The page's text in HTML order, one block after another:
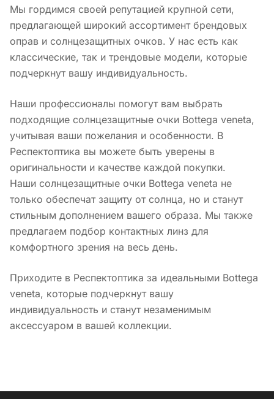
Мы гордимся своей репутацией крупной сети,
предлагающей широкий ассортимент брендовых
оправ и солнцезащитных очков. У нас есть как
классические, так и трендовые модели, которые
подчеркнут вашу индивидуальность.
Наши профессионалы помогут вам выбрать
подходящие солнцезащитные очки Bottega veneta,
учитывая ваши пожелания и особенности. В
Респектоптика вы можете быть уверены в
оригинальности и качестве каждой покупки.
Наши солнцезащитные очки Bottega veneta не
только обеспечат защиту от солнца, но и станут
стильным дополнением вашего образа. Мы также
предлагаем подбор контактных линз для
комфортного зрения на весь день.
Приходите в Респектоптика за идеальными Bottega
veneta, которые подчеркнут вашу
индивидуальность и станут незаменимым
аксессуаром в вашей коллекции.